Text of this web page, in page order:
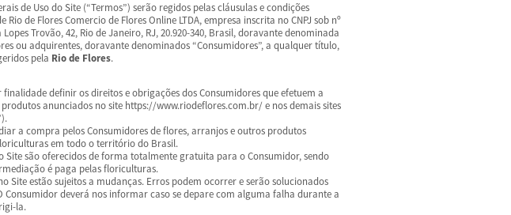
de Uso do Site (“Termos”) serão regidos pelas cláusulas e condições
Rio de Flores Comercio de Flores Online LTDA, empresa inscrita no CNPJ sob nº
Lopes Trovão, 42, Rio de Janeiro, RJ, 20.920-340, Brasil, doravante denominada
ou adquirentes, doravante denominados “Consumidores”, a qualquer título,
pela Rio de Flores.
definir os direitos e obrigações dos Consumidores que efetuem a
anunciados no site https://www.riodeflores.com.br/ e nos demais sites
a compra pelos Consumidores de flores, arranjos e outros produtos
em todo o território do Brasil.
Site são oferecidos de forma totalmente gratuita para o Consumidor, sendo
é paga pelas floriculturas.
Site estão sujeitos a mudanças. Erros podem ocorrer e serão solucionados
Consumidor deverá nos informar caso se depare com alguma falha durante a
la.